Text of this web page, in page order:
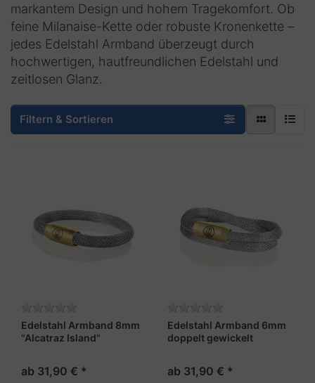
markantem Design und hohem Tragekomfort. Ob
feine Milanaise-Kette oder robuste Kronenkette –
jedes Edelstahl Armband überzeugt durch
hochwertigen, hautfreundlichen Edelstahl und
zeitlosen Glanz.
Filtern & Sortieren
Edelstahl Armband 8mm
"Alcatraz Island"
ab 31,90 € *
Edelstahl Armband 6mm
doppelt gewickelt
ab 31,90 € *